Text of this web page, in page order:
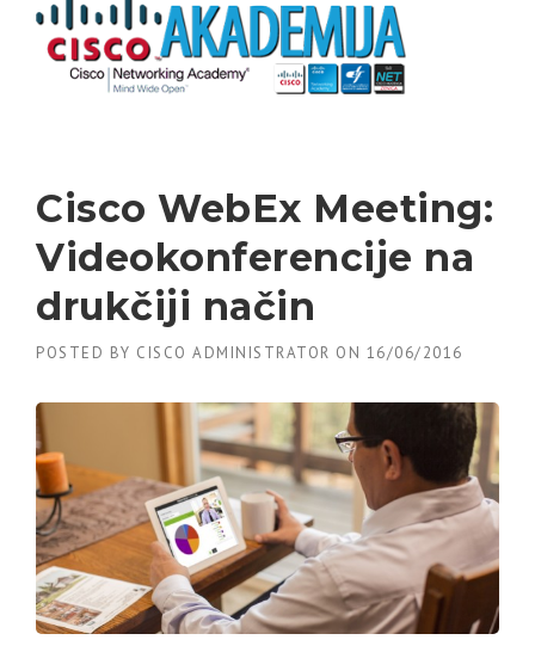
Skip to content
Cisco WebEx Meeting:
Videokonferencije na
drukčiji način
POSTED BY CISCO ADMINISTRATOR ON 16/06/2016